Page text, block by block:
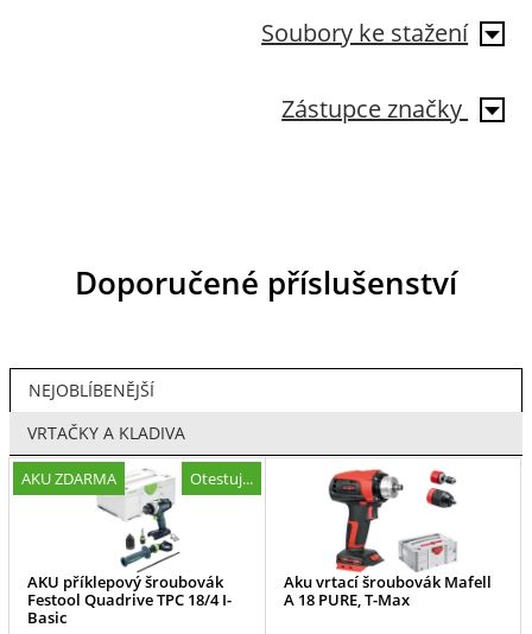
Soubory ke stažení
Zástupce značky
Doporučené příslušenství
NEJOBLÍBENĚJŠÍ
VRTAČKY A KLADIVA
AKU ZDARMA Otestuj...
AKU příklepový šroubovák
Festool Quadrive TPC 18/4 I-
Basic
Aku vrtací šroubovák Mafell
A 18 PURE, T-Max